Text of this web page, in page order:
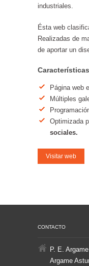
industriales.
Ésta web
Realizadas de
de aportar un
Página web
Múltiples
Optimizada
sociales.
Visitar web
CONTACTO
P. E.
Argame